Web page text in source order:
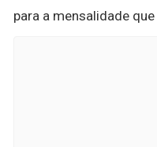
para a mensalidade